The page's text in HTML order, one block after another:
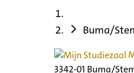
Buma/
3342-01 Buma/